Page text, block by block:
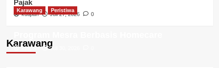
Transformasi Perpustakaan Berbasis
Pajak
kutipan Juli 27, 2026 0
Karawang
Karawang Peristiwa
kutipan Juli 30, 2026